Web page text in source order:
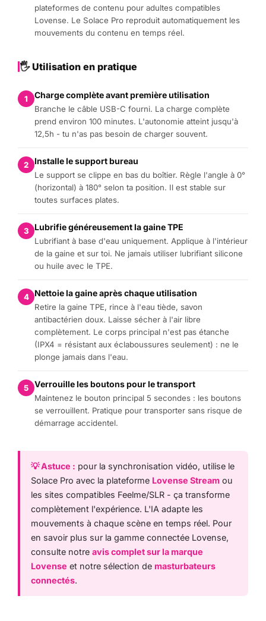
plateformes de contenu pour adultes compatibles
Lovense. Le Solace Pro reproduit automatiquement les
mouvements du contenu en temps réel.
🖐️ Utilisation en pratique
1 Charge complète avant première utilisation
Branche le câble USB-C fourni. La charge complète
prend environ 100 minutes. L'autonomie atteint jusqu'à
12,5h - tu n'as pas besoin de charger souvent.
2 Installe le support bureau
Le support se clippe en bas du boîtier. Règle l'angle à 0°
(horizontal) à 180° selon ta position. Il est stable sur
toutes surfaces plates.
3 Lubrifie généreusement la gaine TPE
Lubrifiant à base d'eau uniquement. Applique à l'intérieur
de la gaine et sur toi. Ne jamais utiliser lubrifiant silicone
ou huile avec le TPE.
4 Nettoie la gaine après chaque utilisation
Retire la gaine TPE, rince à l'eau tiède, savon
antibactérien doux. Laisse sécher à l'air libre
complètement. Le corps principal n'est pas étanche
(IPX4 = résistant aux éclaboussures seulement) : ne le
plonge jamais dans l'eau.
5 Verrouille les boutons pour le transport
Maintenez le bouton principal 5 secondes : les boutons
se verrouillent. Pratique pour transporter sans risque de
démarrage accidentel.
💡 Astuce : pour la synchronisation vidéo, utilise le
Solace Pro avec la plateforme Lovense Stream ou
les sites compatibles Feelme/SLR - ça transforme
complètement l'expérience. L'IA adapte les
mouvements à chaque scène en temps réel. Pour
en savoir plus sur la gamme connectée Lovense,
consulte notre avis complet sur la marque
Lovense et notre sélection de masturbateurs
connectés.